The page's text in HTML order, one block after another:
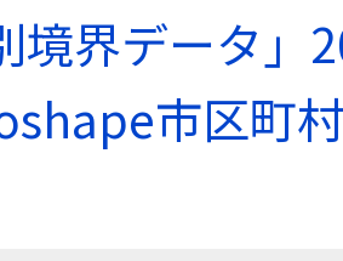
境界データ」
市区町